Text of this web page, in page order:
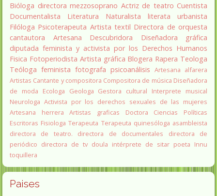
Bióloga directora mezzosoprano Actriz de teatro Cuentista
Documentalista
Literatura Naturalista literata
urbanista
Filóloga Psicoterapeuta Artista textil Directora de orquesta
cantautora
Artesana Descubridora
Diseñadora gráfica
diputada feminista y activista por los Derechos Humanos
Fisica Fotoperiodista Artista gráfica Blogera Rapera Teologa
Teóloga feminista fotografa psicoanálisis Artesana alfarera
Artistas Cantante y compositora Compositora de música Diseñadora
de moda
Ecologa Geologa Gestora cultural
Interprete musical
Neurologa Activista por los derechos sexuales de las mujeres
Artesana herrera
Artistas graficas
Doctora Ciencias Políticas
Escritoras Fisiologa Terapeuta Terapeuta quinesóloga asambleista
directora de teatro.
directora de documentales
directora de
periódico directora de tv doula intérprete de sitar poeta Innu
toquillera
Paises